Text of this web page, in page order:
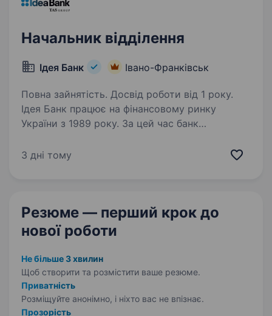
Начальник відділення
Ідея Банк Івано-Франківськ
Повна зайнятість. Досвід роботи від 1 року.
Ідея Банк працює на фінансовому ринку
України з 1989 року. За цей час банк
партнер для клієнтів. Наша справжня
3 дні тому
Резюме — перший крок до
нової роботи
Не більше 3 хвилин
Щоб створити та розмістити ваше резюме.
Приватність
Розміщуйте анонімно, і ніхто вас не впізнає.
Прозорість